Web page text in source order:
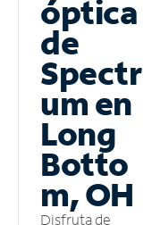
óptica
de
Spectr
um en
Long
Botto
m, OH
Disfruta de